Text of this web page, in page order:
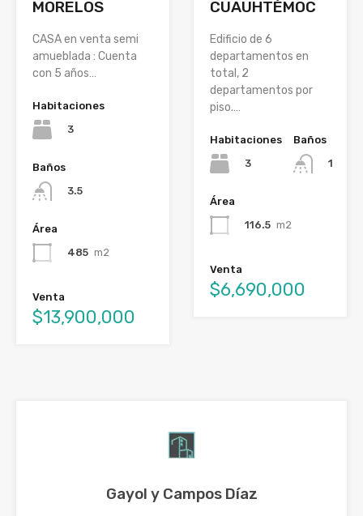
MORELOS
CASA en venta semi
amueblada : Cuenta
con 5 años…
Habitaciones
3
Baños
3.5
Área
485 m2
Venta
$13,900,000
CUAUHTÉMOC
Edificio de 6
departamentos en
total, 2
departamentos por
piso.…
Habitaciones
3
Baños
1
Área
116.5 m2
Venta
$6,690,000
Gayol y Campos Díaz